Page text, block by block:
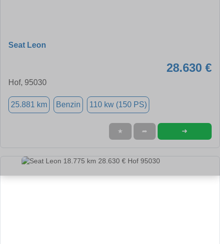
Seat Leon
28.630 €
Hof, 95030
25.881 km Benzin 110 kw (150 PS)
★ ➦ ➜